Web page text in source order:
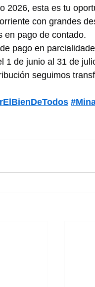
2026, esta es tu
con grandes
en pago de contado.
pago en
1 de junio al 31 de
seguimos